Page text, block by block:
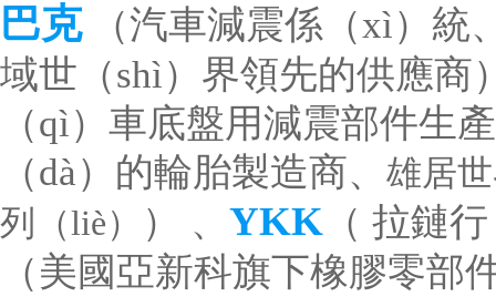
巴克
（汽車減震係（xì）
域世（shì）界領先的供應商
（qì）車底盤用減震部件生
（dà）的輪胎製造商、 雄居
列（liè）
） 、 YKK （ 拉鏈
（美國亞新科旗下橡膠零部